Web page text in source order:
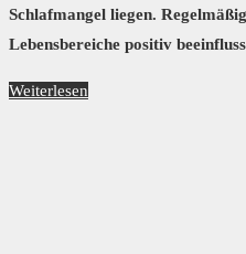
Schlafmangel liegen.
Lebensbereiche positiv
Weiterlesen